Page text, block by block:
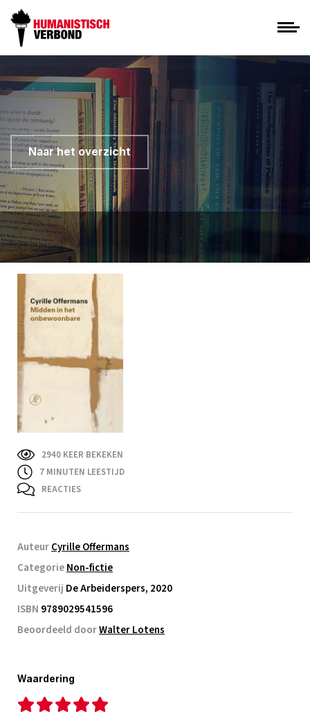
Naar het overzicht
2940 KEER BEKEKEN
7 MINUTEN LEESTIJD
REACTIES
AuteurCyrille Offermans
CategorieNon-fictie
Uitgeverij De Arbeiderspers, 2020
ISBN 9789029541596
Beoordeeld doorWalter Lotens
Waardering